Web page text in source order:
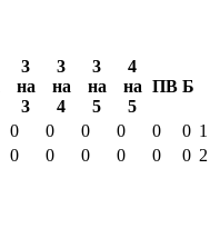
3
на
3
3
на
4
3
на
5
4
на
5
ПВ Б
0 0 0 0 0 0 1
0 0 0 0 0 0 2